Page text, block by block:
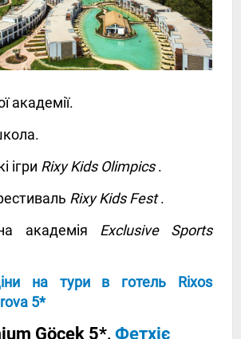
академії.
ігри Rixy Kids Olimpics.
Rixy Kids Fest.
академія Exclusive Sports
на тури в готель Rixos
5*
Göcek 5*, Фетхіє